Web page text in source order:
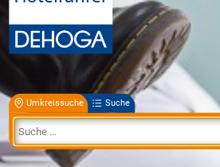
Umkreissuche Suche